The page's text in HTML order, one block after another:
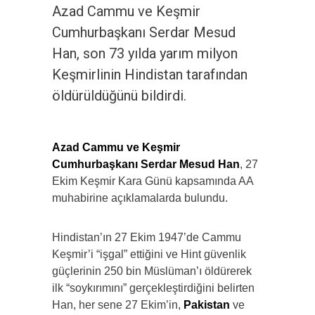
Azad Cammu ve Keşmir
Cumhurbaşkanı Serdar Mesud
Han, son 73 yılda yarım milyon
Keşmirlinin Hindistan tarafından
öldürüldüğünü bildirdi.
Azad Cammu ve Keşmir
Cumhurbaşkanı Serdar Mesud Han, 27
Ekim Keşmir Kara Günü kapsamında AA
muhabirine açıklamalarda bulundu.
Hindistan’ın 27 Ekim 1947’de Cammu
Keşmir’i “işgal” ettiğini ve Hint güvenlik
güçlerinin 250 bin Müslüman’ı öldürerek
ilk “soykırımını” gerçekleştirdiğini belirten
Han, her sene 27 Ekim’in, Pakistan ve